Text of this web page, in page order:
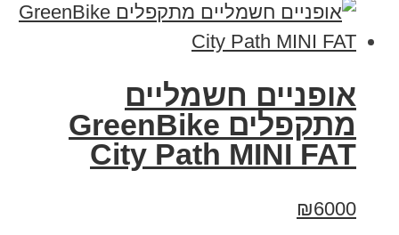
אופניים חשמליים
‏מתקפלים GreenBike
City Path MINI FAT
₪6000